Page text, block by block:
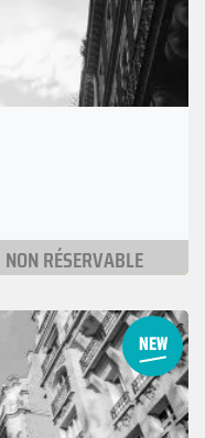
NON RÉSERVABLE